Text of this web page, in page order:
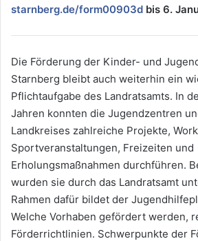
starnberg.de/form00903d bis 6.
Die Förderung der Kinder- und
Starnberg bleibt auch weiterhin ein
Pflichtaufgabe des Landratsamts. In
Jahren konnten die Jugendzentren
Landkreises zahlreiche Projekte,
Sportveranstaltungen, Freizeiten und
Erholungsmaßnahmen durchführen.
wurden sie durch das Landratsamt
Rahmen dafür bildet der
Welche Vorhaben gefördert werden,
Förderrichtlinien. Schwerpunkte der